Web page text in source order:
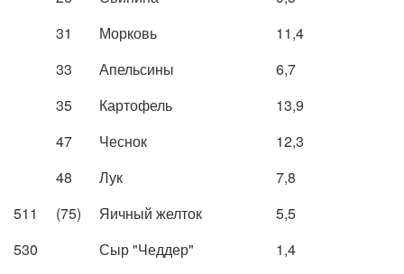
31
Морковь
11,4
33
Апельсины
6,7
35
Картофель
13,9
47
Чеснок
12,3
48
Лук
7,8
511
(75) Яичный желток
5,5
530
Сыр "Чеддер"
1,4